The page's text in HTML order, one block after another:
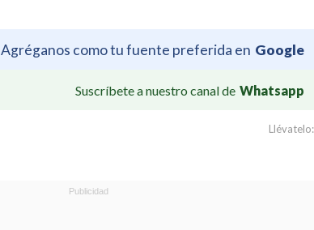
Agréganos como tu fuente preferida en Google
Suscríbete a nuestro canal de Whatsapp
Llévatelo: